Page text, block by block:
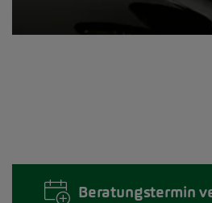
Beratungstermin